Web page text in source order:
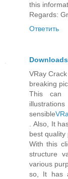
this
Regards:
Ответить
VRay
breaking
This can
sensible
. Also, It
best quality
With this
structure
various
so, It has